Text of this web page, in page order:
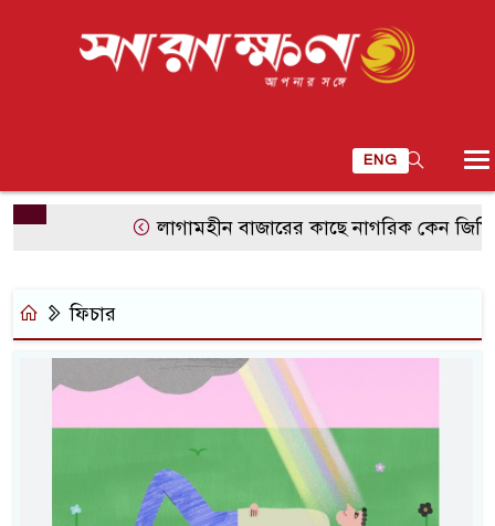
ENG
লাগামহীন বাজারের কাছে নাগরিক কেন জিম্মি?
ফিচার